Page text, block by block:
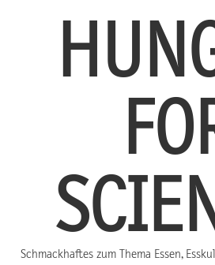
Schmackhaftes zum Thema Essen,